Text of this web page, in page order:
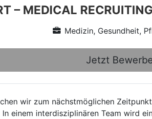
– MEDICAL RECRUITING
Medizin, Gesundheit,
Jetzt
wir zum nächstmöglichen
In einem interdisziplinären Team wird